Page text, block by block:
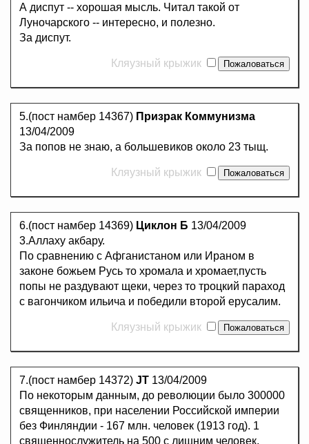
А диспут -- хорошая мысль. Читал такой от
Луночарского -- интересно, и полезно.
За диспут.
Кляузный крыжик
5.(пост намбер 14367) Призрак Коммунизма
13/04/2009
За попов не знаю, а большевиков около 23 тыщ.
Кляузный крыжик
6.(пост намбер 14369) Циклон Б 13/04/2009
3.Аллаху акбару.
По сравнению с Афганистаном или Ираном в
законе божьем Русь то хромала и хромает,пусть
попы не раздувают щеки, через то троцкий параход
с вагончиком ильича и победили второй ерусалим.
Кляузный крыжик
7.(пост намбер 14372) JT 13/04/2009
По некоторым данным, до революции было 300000
священников, при населении Российской империи
без Финляндии - 167 млн. человек (1913 год). 1
священнослужитель на 500 с лишним человек.